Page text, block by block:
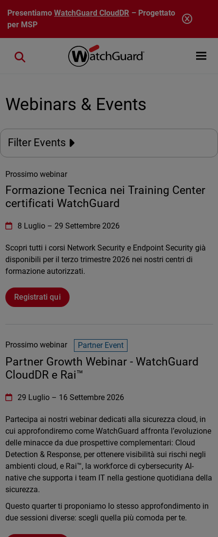
Salta al contenuto principale
PresentiamoWatchGuard CloudDR – Progettato
per MSP
Open
Close search
Webinars & Events
Filter Events
Prossimo webinar
Formazione Tecnica nei Training Center
certificati WatchGuard
WatchGuard Technologies https://www.watchguard.com/
8 Luglio– 29 Settembre 2026
Scopri tutti i corsi Network Security e Endpoint Security già
disponibili per il terzo trimestre 2026 nei nostri centri di
formazione autorizzati.
Registrati qui
Prossimo webinar Partner Event
Partner Growth Webinar - WatchGuard
CloudDR e Rai™
WatchGuard Technologies https://www.watchguard.com/
29 Luglio– 16 Settembre 2026
Partecipa ai nostri webinar dedicati alla sicurezza cloud, in
cui approfondiremo come WatchGuard affronta l’evoluzione
delle minacce da due prospettive complementari: Cloud
Detection & Response, per ottenere visibilità sui rischi negli
ambienti cloud, e Rai™, la workforce di cybersecurity AI-
native che supporta i team IT nella gestione quotidiana della
sicurezza.
Questo quarter ti proponiamo lo stesso approfondimento in
due sessioni diverse: scegli quella più comoda per te.